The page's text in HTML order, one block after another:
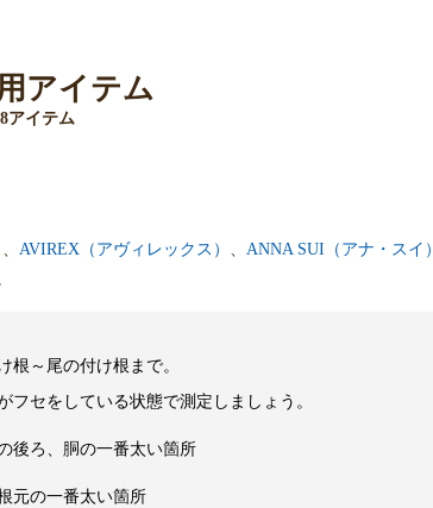
アイテム
アイテム
、 AVIREX（アヴィレックス） 、 ANNA SUI（アナ・スイ）
根～尾の付け根まで。
フセをしている状態で測定しましょう。
後ろ、胴の一番太い箇所
元の一番太い箇所